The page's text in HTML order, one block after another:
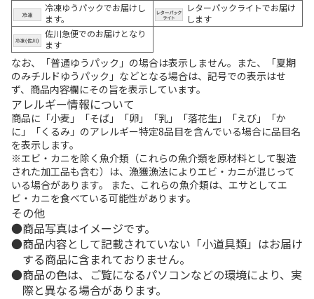
冷凍ゆうパックでお届けし
ます。
レターパックライトでお届け
します
佐川急便でのお届けとなり
ます
なお、「普通ゆうパック」の場合は表示しません。また、「夏期
のみチルドゆうパック」などとなる場合は、記号での表示はせ
ず、商品内容欄にその旨を表示しています。
アレルギー情報について
商品に「小麦」「そば」「卵」「乳」「落花生」「えび」「か
に」「くるみ」のアレルギー特定8品目を含んでいる場合に品目名
を表示します。
※エビ・カニを除く魚介類（これらの魚介類を原材料として製造
された加工品も含む）は、漁獲漁法によりエビ・カニが混じって
いる場合があります。 また、これらの魚介類は、エサとしてエ
ビ・カニを食べている可能性があります。
その他
商品写真はイメージです。
商品内容として記載されていない「小道具類」はお届け
する商品に含まれておりません。
商品の色は、ご覧になるパソコンなどの環境により、実
際と異なる場合があります。